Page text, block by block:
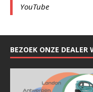
YouTube
BEZOEK ONZE